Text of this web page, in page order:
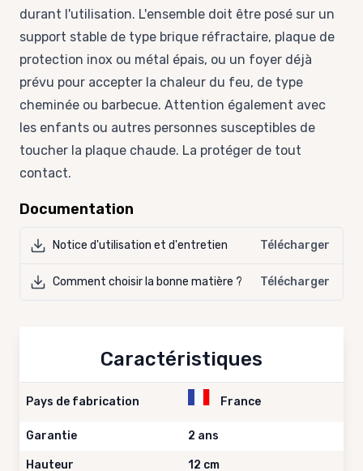
durant l'utilisation. L'ensemble doit être posé sur un
support stable de type brique réfractaire, plaque de
protection inox ou métal épais, ou un foyer déjà
prévu pour accepter la chaleur du feu, de type
cheminée ou barbecue. Attention également avec
les enfants ou autres personnes susceptibles de
toucher la plaque chaude. La protéger de tout
contact.
Documentation
Notice d'utilisation et d'entretien Télécharger
Comment choisir la bonne matière ? Télécharger
Caractéristiques
Pays de fabrication France
Garantie 2 ans
Hauteur 12 cm